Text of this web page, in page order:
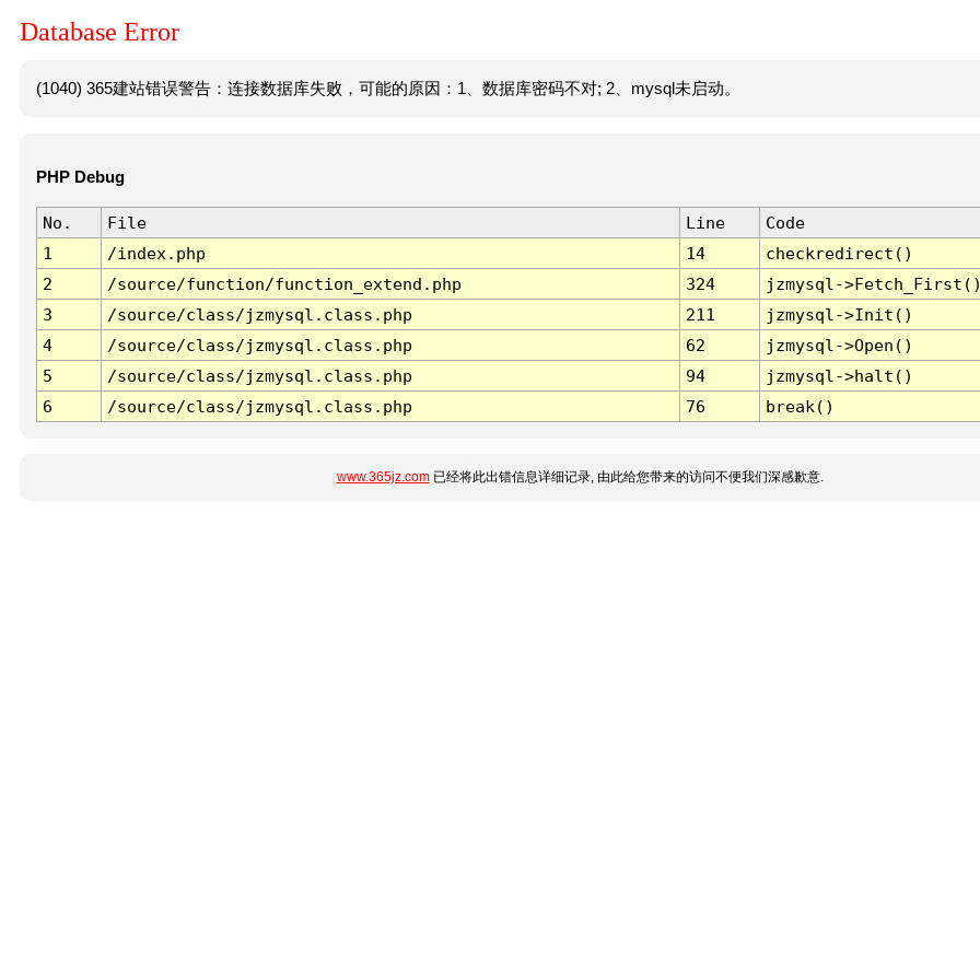
Database Error
(1040) 365建站错误警告：连接数据库失败，可能的原因：1、数据库密码不对; 2、mysql未启动。
PHP Debug
No. File Line
Code
1
/index.php 14
checkredirect()
2
/source/function/function_extend.php 324
jzmysql-
3
/source/class/jzmysql.class.php 211
jzmysql->Init()
4
/source/class/jzmysql.class.php 62
jzmysql->Open()
5
/source/class/jzmysql.class.php 94
jzmysql->halt()
6
/source/class/jzmysql.class.php 76 break()
www.365jz.com已经将此出错信息详细记录, 由此给您带来的访问不便我们深感歉意.